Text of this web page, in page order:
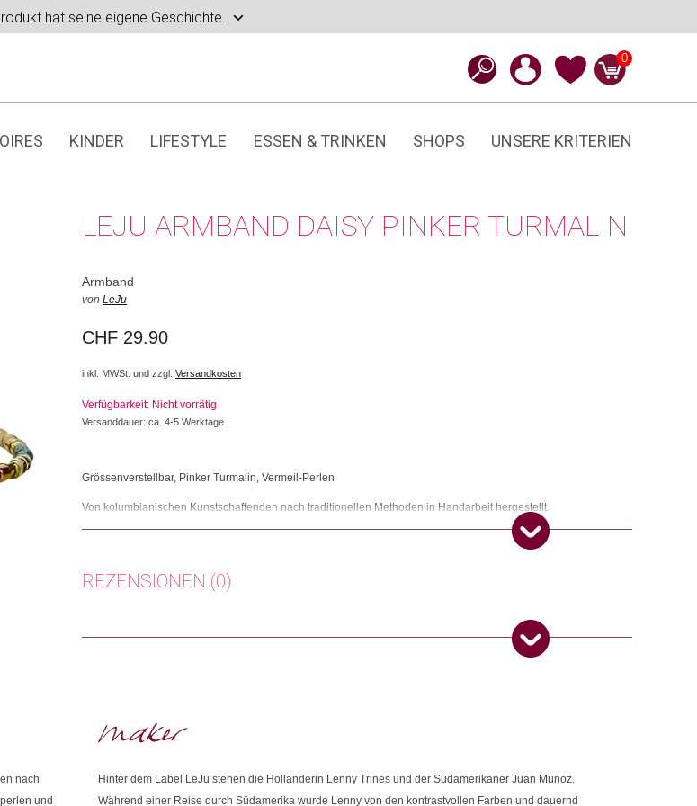
hat seine eigene Geschichte.
0
KINDER LIFESTYLE ESSEN & TRINKEN SHOPS UNSERE KRITERIEN
LEJU ARMBAND DAISY PINKER TURMALIN
Armband
von LeJu
CHF 29.90
inkl. MWSt. und zzgl. Versandkosten
Verfügbarkeit: Nicht vorrätig
Versanddauer: ca. 4-5 Werktage
Grössenverstellbar, Pinker Turmalin, Vermeil-Perlen
Von kolumbianischen Kunstschaffenden nach traditionellen Methoden in Handarbeit hergestellt.
Mode & Accessoires
Dieses Produkt weiterempfehlen:
REZENSIONEN (0)
nach
und
Hinter dem Label LeJu stehen die Holländerin Lenny Trines und der Südamerikaner Juan Munoz.
Während einer Reise durch Südamerika wurde Lenny von den kontrastvollen Farben und dauernd